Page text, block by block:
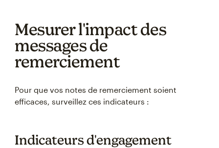
Mesurer l'impact des
messages de
remerciement
Pour que vos notes de remerciement soient
efficaces, surveillez ces indicateurs :
Indicateurs d'engagement